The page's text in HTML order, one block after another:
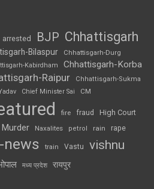
arrested BJP Chhattisgarh
Bilaspur Chhattisgarh-Durg
Kabirdham Chhattisgarh-Korba
Raipur
Chhattisgarh-Sukma
Chief Minister Sai CM
fire fraud High Court
Murder Naxalites petrol rain rape
news train Vastu vishnu
मध्य प्रदेश रायपुर